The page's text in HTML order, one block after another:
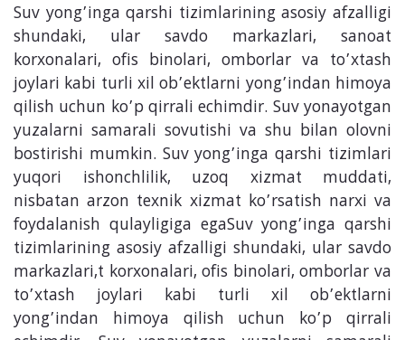
Suv yong’inga qarshi tizimlarining asosiy afzalligi
shundaki, ular savdo markazlari, sanoat
korxonalari, ofis binolari, omborlar va to’xtash
joylari kabi turli xil ob’ektlarni yong’indan himoya
qilish uchun ko’p qirrali echimdir. Suv yonayotgan
yuzalarni samarali sovutishi va shu bilan olovni
bostirishi mumkin. Suv yong’inga qarshi tizimlari
yuqori ishonchlilik, uzoq xizmat muddati,
nisbatan arzon texnik xizmat ko’rsatish narxi va
foydalanish qulayligiga egaSuv yong’inga qarshi
tizimlarining asosiy afzalligi shundaki, ular savdo
markazlari,t korxonalari, ofis binolari, omborlar va
to’xtash joylari kabi turli xil ob’ektlarni
yong’indan himoya qilish uchun ko’p qirrali